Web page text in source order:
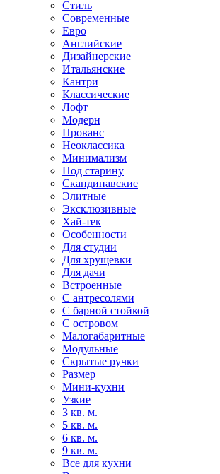
Стиль
Современные
Евро
Английские
Дизайнерские
Итальянские
Кантри
Классические
Лофт
Модерн
Прованс
Неоклассика
Минимализм
Под старину
Скандинавские
Элитные
Эксклюзивные
Хай-тек
Особенности
Для студии
Для хрущевки
Для дачи
Встроенные
С антресолями
С барной стойкой
С островом
Малогабаритные
Модульные
Скрытые ручки
Размер
Мини-кухни
Узкие
3 кв. м.
5 кв. м.
6 кв. м.
9 кв. м.
Все для кухни